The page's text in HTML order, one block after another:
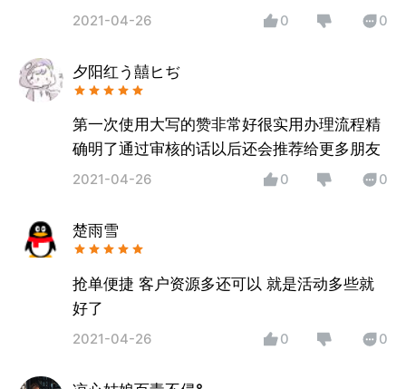
2021-04-26 0 0
夕阳红う囍ヒぢ
第一次使用大写的赞非常好很实用办理流程精
确明了通过审核的话以后还会推荐给更多朋友
2021-04-26 0 0
楚雨雪
抢单便捷 客户资源多还可以 就是活动多些就
好了
2021-04-26 0 0